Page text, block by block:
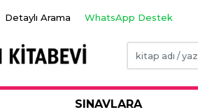
Detaylı Arama WhatsApp Destek
SINAVLARA